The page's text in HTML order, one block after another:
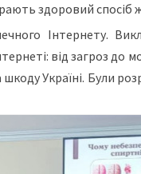
здоровий спосіб
Інтернету.
від загроз до
Україні. Були